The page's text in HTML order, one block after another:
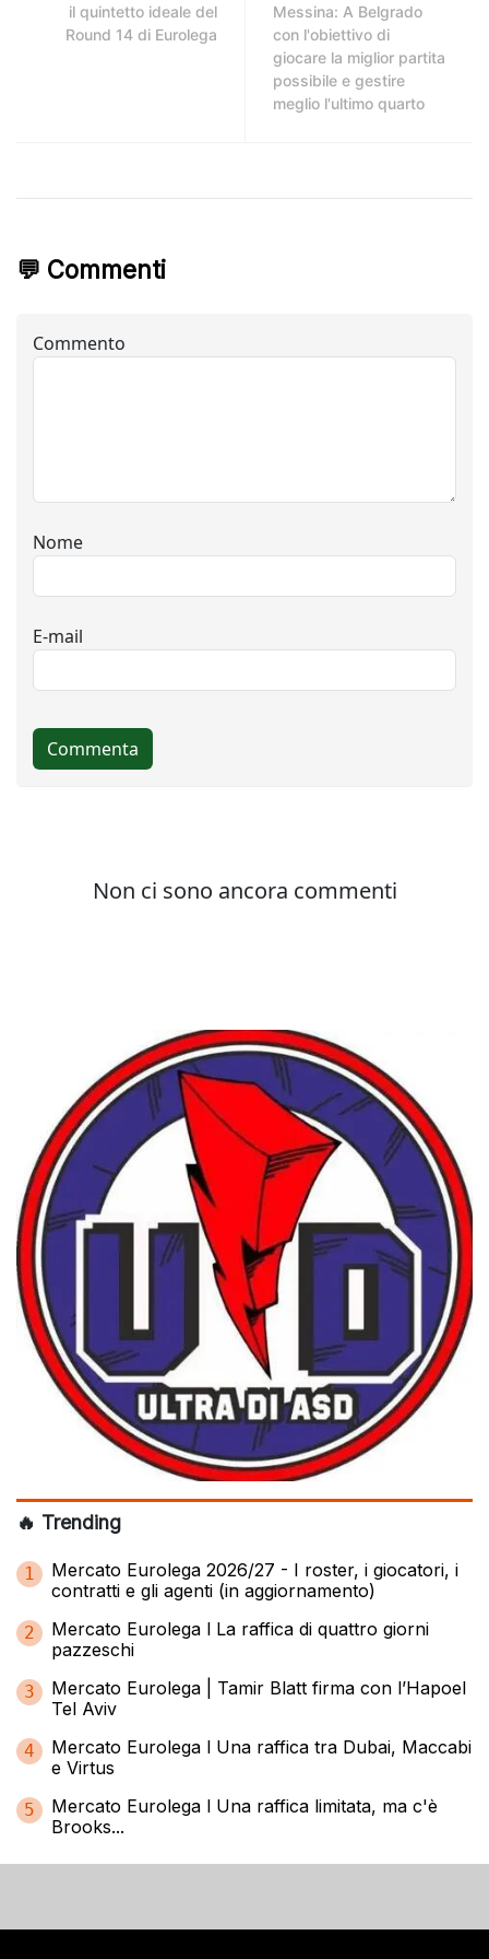
il quintetto ideale del
Round 14 di Eurolega
Messina: A Belgrado
con l'obiettivo di
giocare la miglior partita
possibile e gestire
meglio l'ultimo quarto
💬 Commenti
🔥 Trending
1
Mercato Eurolega 2026/27 - I roster, i giocatori, i
contratti e gli agenti (in aggiornamento)
2
Mercato Eurolega l La raffica di quattro giorni
pazzeschi
3
Mercato Eurolega | Tamir Blatt firma con l’Hapoel
Tel Aviv
4
Mercato Eurolega l Una raffica tra Dubai, Maccabi
e Virtus
5
Mercato Eurolega l Una raffica limitata, ma c'è
Brooks...